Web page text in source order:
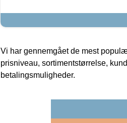
Vi har gennemgået de mest
prisniveau, sortimentstørrelse,
betalingsmuligheder.